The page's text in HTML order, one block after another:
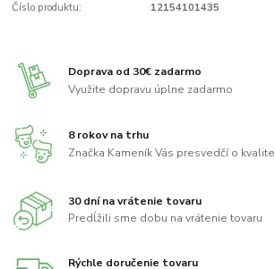
Číslo produktu: 12154101435
Doprava od 30€ zadarmo
Využite dopravu úplne zadarmo
8 rokov na trhu
Značka Kameník Vás presvedčí o kvalite
30 dní na vrátenie tovaru
Predĺžili sme dobu na vrátenie tovaru
Rýchle doručenie tovaru